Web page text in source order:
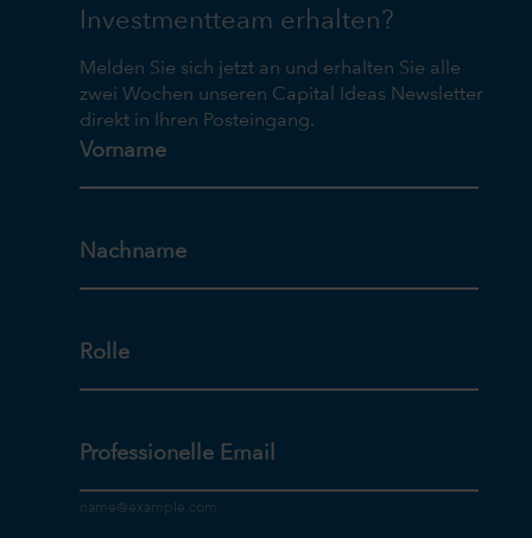
Investmentteam erhalten?
Melden Sie sich jetzt an und erhalten Sie alle
zwei Wochen unseren Capital Ideas Newsletter
direkt in Ihren Posteingang.
Vorname
Nachname
Rolle
Professionelle Email